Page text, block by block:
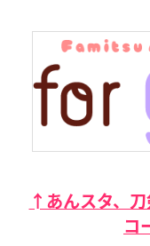
↑あんスタ、
コ